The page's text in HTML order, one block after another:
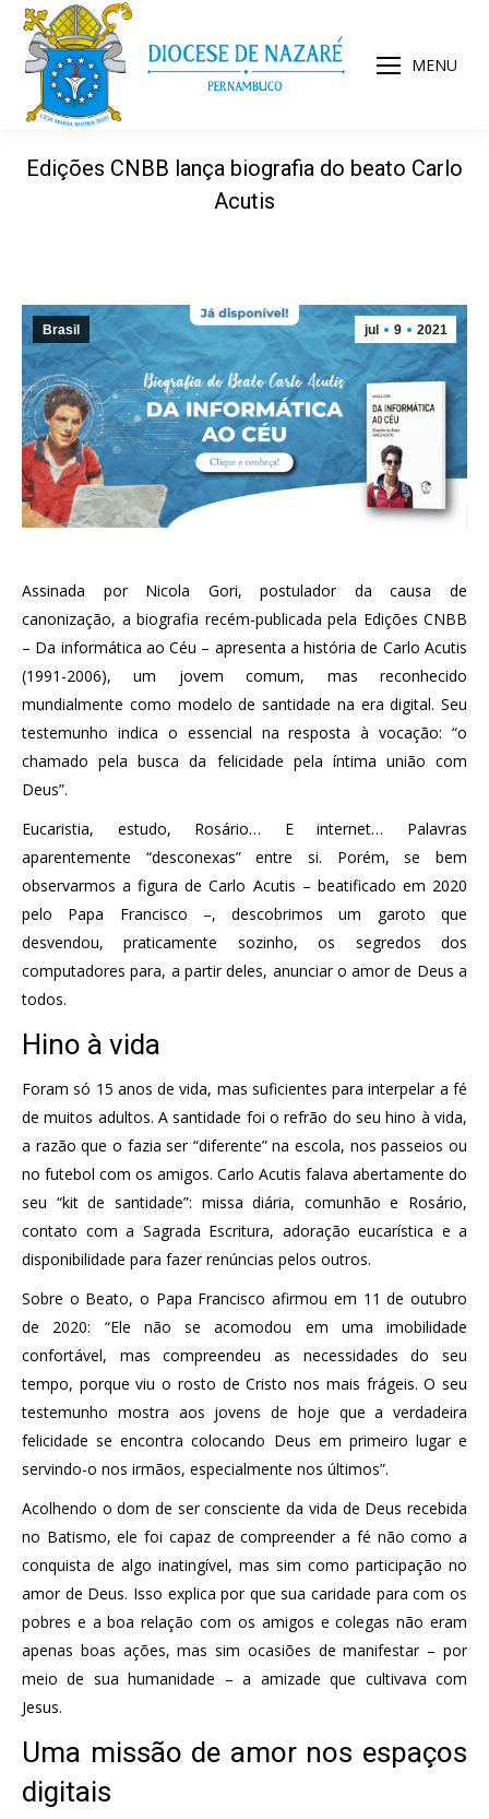
MENU
Edições CNBB lança biografia do beato Carlo
Acutis
jul 9 2021
Brasil
Assinada por Nicola Gori, postulador da causa de
canonização, a biografia recém-publicada pela Edições CNBB
– Da informática ao Céu – apresenta a história de Carlo Acutis
(1991-2006), um jovem comum, mas reconhecido
mundialmente como modelo de santidade na era digital. Seu
testemunho indica o essencial na resposta à vocação: “o
chamado pela busca da felicidade pela íntima união com
Deus”.
Eucaristia, estudo, Rosário… E internet… Palavras
aparentemente “desconexas” entre si. Porém, se bem
observarmos a figura de Carlo Acutis – beatificado em 2020
pelo Papa Francisco –, descobrimos um garoto que
desvendou, praticamente sozinho, os segredos dos
computadores para, a partir deles, anunciar o amor de Deus a
todos.
Hino à vida
Foram só 15 anos de vida, mas suficientes para interpelar a fé
de muitos adultos. A santidade foi o refrão do seu hino à vida,
a razão que o fazia ser “diferente” na escola, nos passeios ou
no futebol com os amigos. Carlo Acutis falava abertamente do
seu “kit de santidade”: missa diária, comunhão e Rosário,
contato com a Sagrada Escritura, adoração eucarística e a
disponibilidade para fazer renúncias pelos outros.
Sobre o Beato, o Papa Francisco afirmou em 11 de outubro
de 2020: “Ele não se acomodou em uma imobilidade
confortável, mas compreendeu as necessidades do seu
tempo, porque viu o rosto de Cristo nos mais frágeis. O seu
testemunho mostra aos jovens de hoje que a verdadeira
felicidade se encontra colocando Deus em primeiro lugar e
servindo-o nos irmãos, especialmente nos últimos”.
Acolhendo o dom de ser consciente da vida de Deus recebida
no Batismo, ele foi capaz de compreender a fé não como a
conquista de algo inatingível, mas sim como participação no
amor de Deus. Isso explica por que sua caridade para com os
pobres e a boa relação com os amigos e colegas não eram
apenas boas ações, mas sim ocasiões de manifestar – por
meio de sua humanidade – a amizade que cultivava com
Jesus.
Uma missão de amor nos espaços
digitais